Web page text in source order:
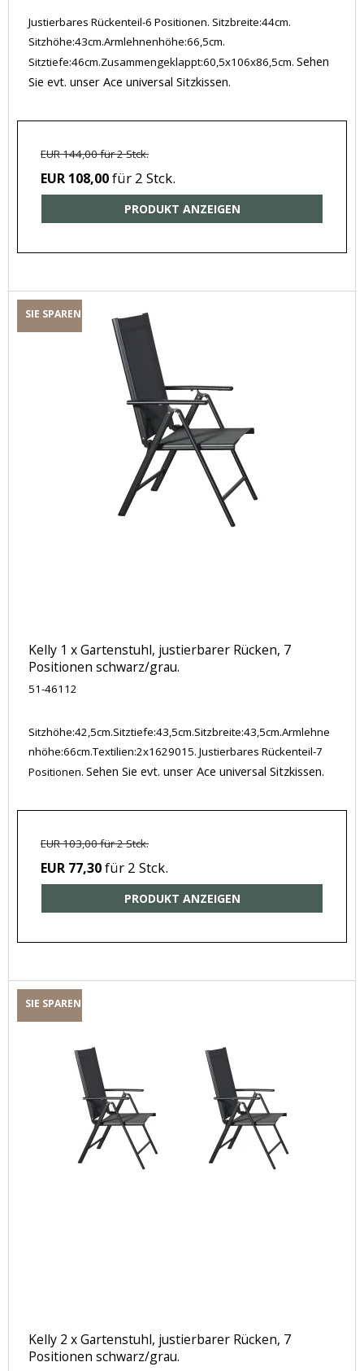
Justierbares Rückenteil-6 Positionen. Sitzbreite:44cm.
Sitzhöhe:43cm.Armlehnenhöhe:66,5cm.
Sitztiefe:46cm.Zusammengeklappt:60,5x106x86,5cm. Sehen
Sie evt. unser Ace universal Sitzkissen.
EUR 144,00 für 2 Stck.
EUR 108,00für 2 Stck.
PRODUKT ANZEIGEN
SIE SPAREN
Kelly 1 x Gartenstuhl, justierbarer Rücken, 7
Positionen schwarz/grau.
51-46112
Sitzhöhe:42,5cm.Sitztiefe:43,5cm.Sitzbreite:43,5cm.Armlehne
nhöhe:66cm.Textilien:2x1629015. Justierbares Rückenteil-7
Positionen. Sehen Sie evt. unser Ace universal Sitzkissen.
EUR 103,00 für 2 Stck.
EUR 77,30für 2 Stck.
PRODUKT ANZEIGEN
SIE SPAREN
Kelly 2 x Gartenstuhl, justierbarer Rücken, 7
Positionen schwarz/grau.